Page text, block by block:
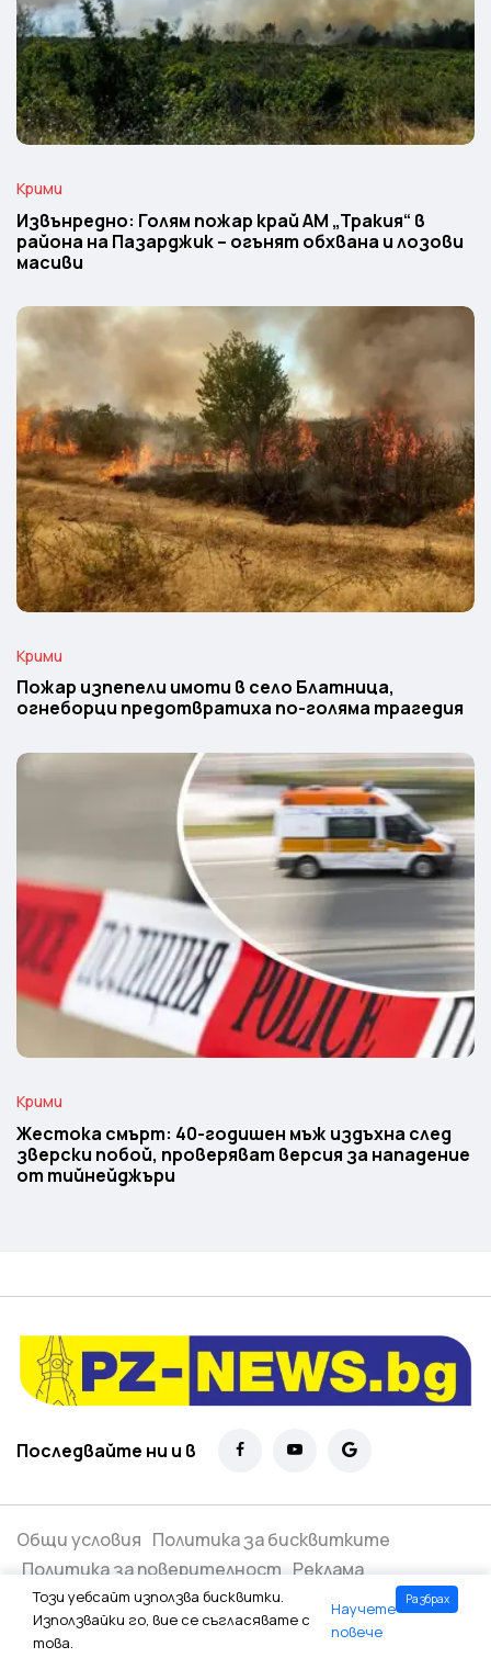
Крими
Извънредно: Голям пожар край АМ „Тракия“ в
района на Пазарджик – огънят обхвана и лозови
масиви
Крими
Пожар изпепели имоти в село Блатница,
огнеборци предотвратиха по-голяма трагедия
Крими
Жестока смърт: 40-годишен мъж издъхна след
зверски побой, проверяват версия за нападение
от тийнейджъри
Последвайте ни и в
Общи условия Политика за бисквитките
Политика за поверителност Реклама
Всички права запазени ©
Този уебсайт използва бисквитки.
Използвайки го, вие се съгласявате с
това.
Научете
повече
Разбрах